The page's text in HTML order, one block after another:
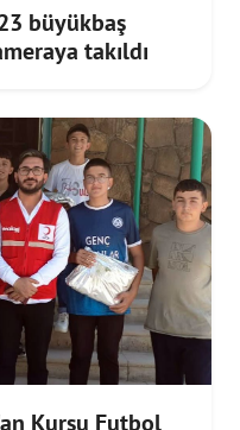
büyükbaş
takıldı
Kursu Futbol